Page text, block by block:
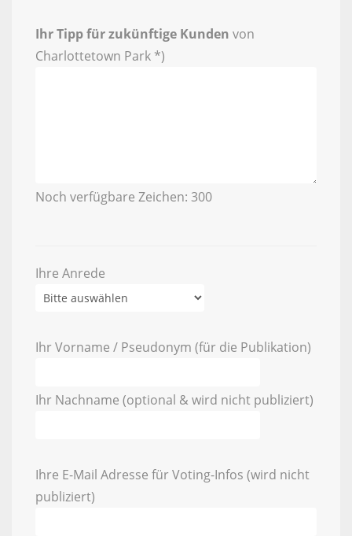
Ihr Tipp für zukünftige Kunden von
Charlottetown Park *)
Noch verfügbare Zeichen: 300
Ihre Anrede
Ihr Vorname / Pseudonym (für die Publikation)
Ihr Nachname (optional & wird nicht publiziert)
Ihre E-Mail Adresse für Voting-Infos (wird nicht
publiziert)